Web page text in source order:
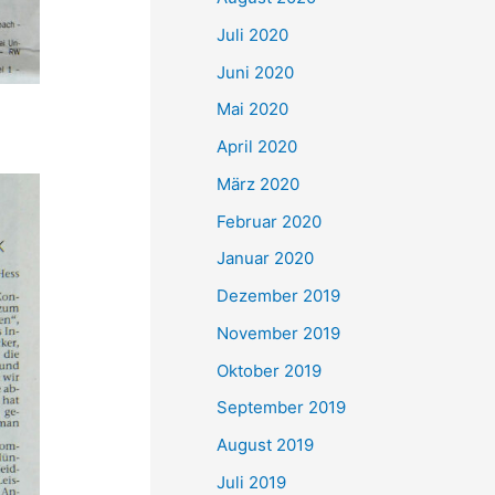
Juli 2020
Juni 2020
Mai 2020
April 2020
März 2020
Februar 2020
Januar 2020
Dezember 2019
November 2019
Oktober 2019
September 2019
August 2019
Juli 2019